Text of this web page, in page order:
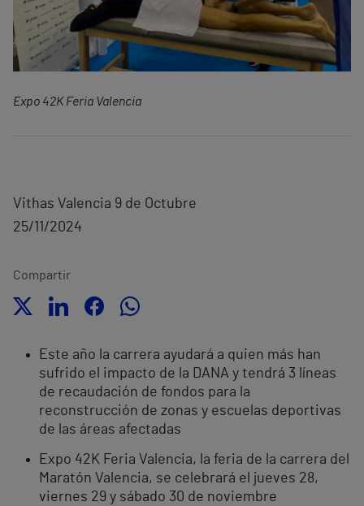
Expo 42K Feria Valencia
Vithas Valencia 9 de Octubre
25/11/2024
Compartir
Este año la carrera ayudará a quien más han
sufrido el impacto de la DANA y tendrá 3 líneas
de recaudación de fondos para la
reconstrucción de zonas y escuelas deportivas
de las áreas afectadas
Expo 42K Feria Valencia, la feria de la carrera del
Maratón Valencia, se celebrará el jueves 28,
viernes 29 y sábado 30 de noviembre